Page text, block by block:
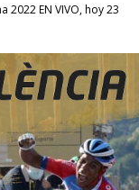
2022 EN VIVO, hoy 23